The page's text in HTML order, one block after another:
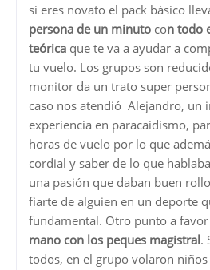
si eres novato el pack básico
persona de un minuto con todo
teórica que te va a ayudar a
tu vuelo. Los grupos son
monitor da un trato super
caso nos atendió Alejandro, un
experiencia en paracaidismo,
horas de vuelo por lo que
cordial y saber de lo que
una pasión que daban buen
fiarte de alguien en un deporte
fundamental. Otro punto a favor
mano con los peques magistral.
todos, en el grupo volaron